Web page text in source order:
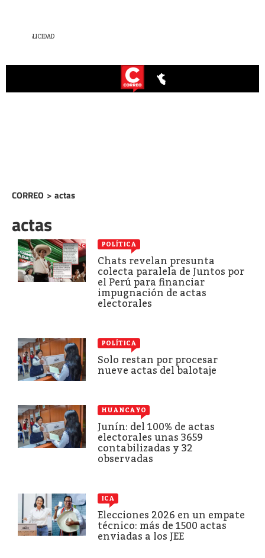
CORREO > actas
actas
POLÍTICA
Chats revelan presunta
colecta paralela de Juntos por
el Perú para financiar
impugnación de actas
electorales
POLÍTICA
Solo restan por procesar
nueve actas del balotaje
HUANCAYO
Junín: del 100% de actas
electorales unas 3659
contabilizadas y 32
observadas
ICA
Elecciones 2026 en un empate
técnico: más de 1500 actas
enviadas a los JEE